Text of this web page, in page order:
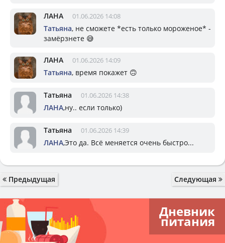
ЛАНА 01.06.2026 14:08
Татьяна, не сможете *есть только мороженое* -
замёрзнете 😅
ЛАНА 01.06.2026 14:09
Татьяна, время покажет 🙃
Татьяна 01.06.2026 14:38
ЛАНА,ну.. если только)
Татьяна 01.06.2026 14:39
ЛАНА,Это да. Всё меняется очень быстро...
Предыдущая Следующая
Дневник
питания